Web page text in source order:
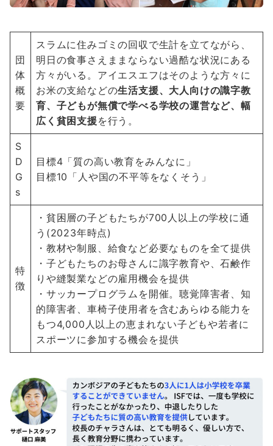
団
体
概
要
スラムに住みゴミの回収で生計を立てながら、
明日の食事さえままならない過酷な状況にある
方々がいる。アイエスエフはそのような方々に
お米の支給などの生活支援、大人向けの識字教
育、子どもが無償で学べる学校の運営など、幅
広く貧困支援を行う。
S
D
G
s
目標4「質の高い教育をみんなに」
目標10「人や国の不平等をなくそう」
特
徴
・貧困層の子どもたちが700人以上の学校に通
う(2023年時点)
・教材や制服、給食など必要なものを全て提供
・子どもたちのお母さんに識字教育や、石鹸作
りや縫製業などの雇用機会を提供
・サッカープログラムを開催。聴覚障害者、知
的障害者、車椅子使用者を含むあらゆる能力を
もつ4,000人以上の恵まれない子どもや若者に
スポーツに参加する機会を提供